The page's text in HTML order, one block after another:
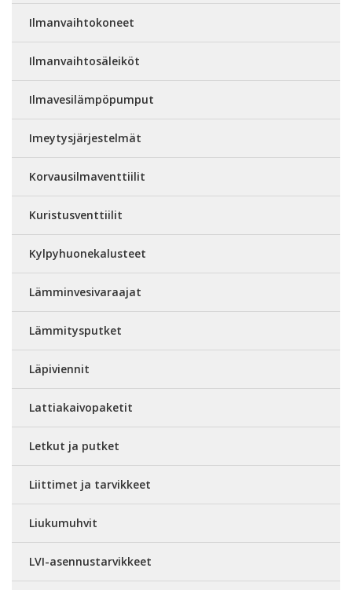
Ilmanvaihtokoneet
Ilmanvaihtosäleiköt
Ilmavesilämpöpumput
Imeytysjärjestelmät
Korvausilmaventtiilit
Kuristusventtiilit
Kylpyhuonekalusteet
Lämminvesivaraajat
Lämmitysputket
Läpiviennit
Lattiakaivopaketit
Letkut ja putket
Liittimet ja tarvikkeet
Liukumuhvit
LVI-asennustarvikkeet